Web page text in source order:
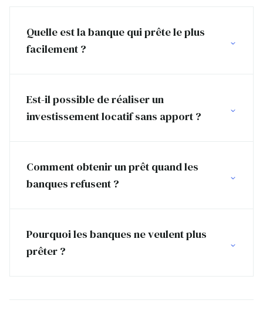
Quelle est la banque qui prête le plus
facilement ?
Est-il possible de réaliser un
investissement locatif sans apport ?
Comment obtenir un prêt quand les
banques refusent ?
Pourquoi les banques ne veulent plus
prêter ?